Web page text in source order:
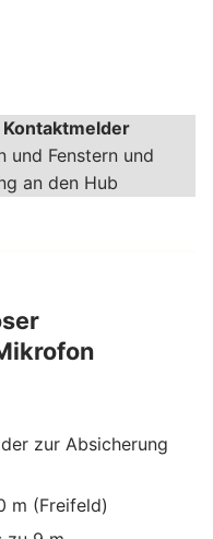
Kontaktmelder
und Fenstern und
an den Hub
zur Absicherung
m (Freifeld)